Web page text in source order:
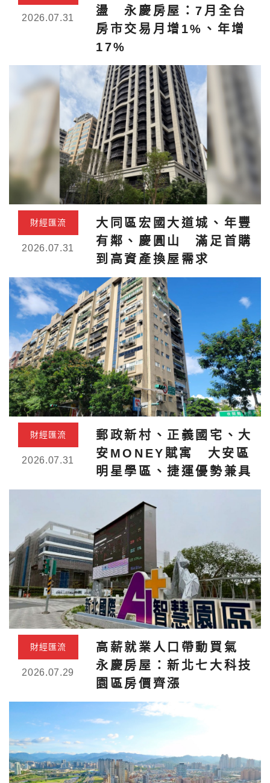
2026.07.31
盪 永慶房屋：7月全台
房市交易月增1%、年增
17%
財經匯流
2026.07.31
大同區宏國大道城、年豐
有鄰、慶圓山 滿足首購
到高資產換屋需求
財經匯流
2026.07.31
郵政新村、正義國宅、大
安MONEY賦寓 大安區
明星學區、捷運優勢兼具
財經匯流
2026.07.29
高薪就業人口帶動買氣
永慶房屋：新北七大科技
園區房價齊漲